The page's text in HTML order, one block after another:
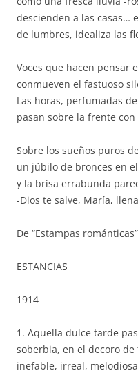
descienden a las casas…
de lumbres, idealiza las
Voces que hacen pensar
conmueven el fastuoso
Las horas, perfumadas
pasan sobre la frente
Sobre los sueños puros
un júbilo de bronces en
y la brisa errabunda
-Dios te salve, María,
De “Estampas
ESTANCIAS
1914
1. Aquella dulce tarde
soberbia, en el decoro de
inefable, irreal,